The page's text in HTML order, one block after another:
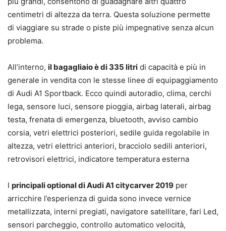
centimetri di altezza da terra. Questa soluzione permette
di viaggiare su strade o piste più impegnative senza alcun
problema.
All’interno, il bagagliaio è di 335 litri di capacità e più in
generale in vendita con le stesse linee di equipaggiamento
di Audi A1 Sportback. Ecco quindi autoradio, clima, cerchi
lega, sensore luci, sensore pioggia, airbag laterali, airbag
testa, frenata di emergenza, bluetooth, avviso cambio
corsia, vetri elettrici posteriori, sedile guida regolabile in
altezza, vetri elettrici anteriori, bracciolo sedili anteriori,
retrovisori elettrici, indicatore temperatura esterna
I principali optional di Audi A1 citycarver 2019 per
arricchire l’esperienza di guida sono invece vernice
metallizzata, interni pregiati, navigatore satellitare, fari Led,
sensori parcheggio, controllo automatico velocità,